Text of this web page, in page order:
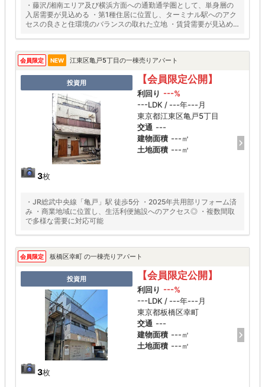
・藤沢/湘南エリア及び横浜方面への通勤通学圏として、単身層の
入居需要が見込める ・第1種住居に位置し、ターミナル駅へのアク
セスの良さと住環境のバランスの取れた立地 ・賃貸需要が見込め
会員限定 NEW 江東区亀戸5丁目の一棟売りアパート
投資用
3枚
【会員限定公開】
利回り ---%
---LDK / ---年---月
東京都江東区亀戸5丁目
交通 ---
建物面積 ---㎡
土地面積 ---㎡
・JR総武中央線「亀戸」駅 徒歩5分 ・2025年共用部リフォーム済
み ・商業地域に位置し、生活利便施設へのアクセス◎ ・複数間取
で多様な需要に対応可能
会員限定 板橋区幸町 の一棟売りアパート
投資用
3枚
【会員限定公開】
利回り ---%
---LDK / ---年---月
東京都板橋区幸町
交通 ---
建物面積 ---㎡
土地面積 ---㎡